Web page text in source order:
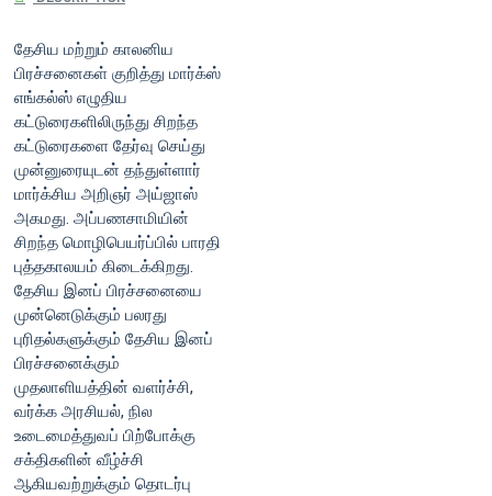
தேசிய மற்றும் காலனிய
பிரச்சனைகள் குறித்து மார்க்ஸ்
எங்கல்ஸ் எழுதிய
கட்டுரைகளிலிருந்து சிறந்த
கட்டுரைகளை தேர்வு செய்து
முன்னுரையுடன் தந்துள்ளார்
மார்க்சிய அறிஞர் அய்ஜாஸ்
அகமது. அப்பணசாமியின்
சிறந்த மொழிபெயர்ப்பில் பாரதி
புத்தகாலயம் கிடைக்கிறது.
தேசிய இனப் பிரச்சனையை
முன்னெடுக்கும் பலரது
புரிதல்களுக்கும் தேசிய இனப்
பிரச்சனைக்கும்
முதலாளியத்தின் வளர்ச்சி,
வர்க்க அரசியல், நில
உடைமைத்துவப் பிற்போக்கு
சக்திகளின் வீழ்ச்சி
ஆகியவற்றுக்கும் தொடர்பு